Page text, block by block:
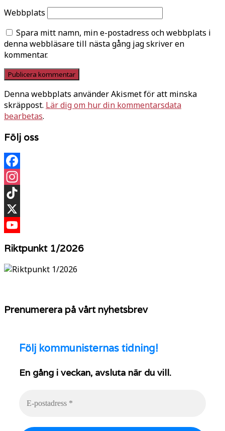
Webbplats
Spara mitt namn, min e-postadress och webbplats i
denna webbläsare till nästa gång jag skriver en
kommentar.
Denna webbplats använder Akismet för att minska
skräppost. Lär dig om hur din kommentarsdata
bearbetas.
Följ oss
Facebook
Instagram
TikTok
X
Riktpunkt 1/2026
Prenumerera på vårt nyhetsbrev
Följ kommunisternas tidning!
En gång i veckan, avsluta när du vill.